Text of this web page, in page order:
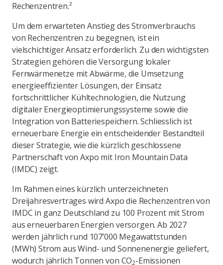
Rechenzentren.²
Um dem erwarteten Anstieg des Stromverbrauchs
von Rechenzentren zu begegnen, ist ein
vielschichtiger Ansatz erforderlich. Zu den wichtigsten
Strategien gehören die Versorgung lokaler
Fernwärmenetze mit Abwärme, die Umsetzung
energieeffizienter Lösungen, der Einsatz
fortschrittlicher Kühltechnologien, die Nutzung
digitaler Energieoptimierungssysteme sowie die
Integration von Batteriespeichern. Schliesslich ist
erneuerbare Energie ein entscheidender Bestandteil
dieser Strategie, wie die kürzlich geschlossene
Partnerschaft von Axpo mit Iron Mountain Data
(IMDC) zeigt.
Im Rahmen eines kürzlich unterzeichneten
Dreijahresvertrages wird Axpo die Rechenzentren von
IMDC in ganz Deutschland zu 100 Prozent mit Strom
aus erneuerbaren Energien versorgen. Ab 2027
werden jährlich rund 107’000 Megawattstunden
(MWh) Strom aus Wind- und Sonnenenergie geliefert,
wodurch jährlich Tonnen von CO2-Emissionen